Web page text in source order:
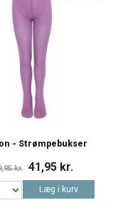
- Strømpebukser
kr. 41,95 kr.
Læg i kurv